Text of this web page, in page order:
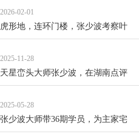
2026-02-01
虎形地，连环门楼，张少波考察叶
2025-11-28
天星峦头大师张少波，在湖南点评
2025-05-28
张少波大师带36期学员，为主家宅